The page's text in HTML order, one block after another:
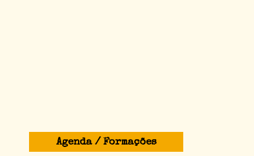
Agenda / Formações